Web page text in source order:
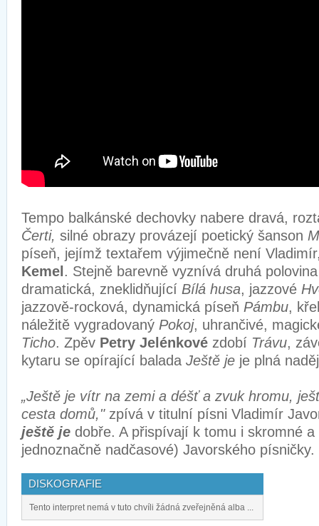
Tempo balkánské dechovky nabere dravá,
Čerti, silné obrazy provázejí poetický šanson
píseň, jejímž textařem výjimečně není
Kemel . Stejně barevně vyznívá druhá
dramatická, zneklidňující Bílá husa, jazzové
jazzově-rocková, dynamická píseň Pámbu,
náležitě vygradovaný Pokoj, uhrančivé,
Ticho. Zpěv Petry Jelénkové zdobí Trávu,
kytaru se opírající balada Ještě je je plná
„Ještě je vítr na zemi a déšť a zvuk hromu,
cesta domů,"zpívá v titulní písni Vladimír
ještě je dobře. A přispívají k tomu i skromné
jednoznačně nadčasové) Javorského písničky.
DISKOGRAFIE
Tento interpret nemá v tuto chvíli žádná zveřejněná alba ...